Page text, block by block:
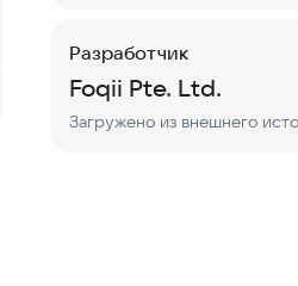
Разработчик
Foqii Pte. Ltd.
Загружено из внешнего